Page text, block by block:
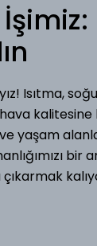
Isıtma,
yaşam
bir